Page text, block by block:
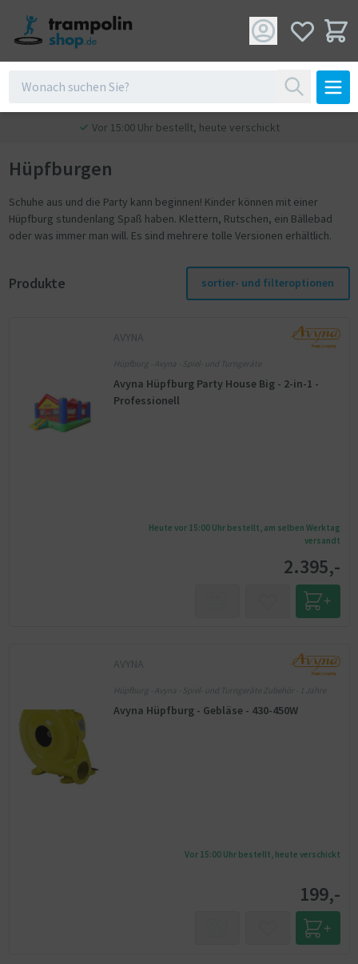
Vor 15:00 Uhr bestellt, heute verschickt
Hüpfburgen
Schuhe aus und die Party kann beginnen! Kinder können mit einer
Hüpfburg stundenlang Spaß haben. Klettern, Rutschen, ein Bällebad
oder was immer man will. Es sind mehrere tolle Versionen erhältlich.
Produkte sortier- und filteroptionen
AVYNA
Hüpfburg - Avyna - Spiel- und Turngeräte
Avyna Hüpfburg Party House Big - 2-in-1 -
Professionell
Heute vor 15:00 Uhr bestellt, am selben Werktag
versandt
2.395,-
AVYNA
Hüpfburg - Avyna - Spiel- und Turngeräte Zubehör - 1 Jahre
Avyna Hüpfburg - Gebläse - 430-450W
Vor 15:00 Uhr bestellt, heute verschickt
199,-